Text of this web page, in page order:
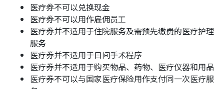
医疗券不可以兑换现金
医疗券不可以用作雇佣员工
医疗券并不适用于住院服务及需预先缴费的医疗护理
服务
医疗券并不适用于日间手术程序
医疗券并不适用于购买物品、药物、医疗仪器和用品
医疗券不可以与国家医疗保险用作支付同一次医疗服